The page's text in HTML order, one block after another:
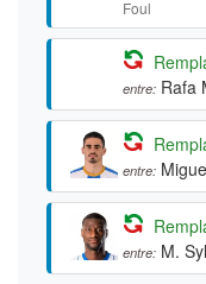
entre:
entre: M.